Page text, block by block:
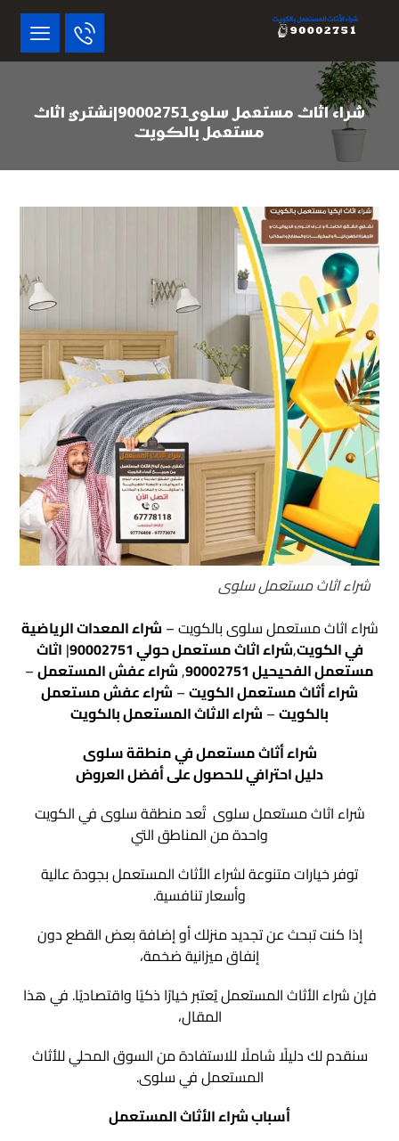
شراء اثاث مستعمل سلوى90002751|نشتري اثاث
مستعمل بالكويت
شراء اثاث مستعمل سلوى
شراء اثاث مستعمل سلوى بالكويت – شراء المعدات الرياضية
في الكويت,شراء اثاث مستعمل حولي 90002751 | اثاث
مستعمل الفحيحيل 90002751
,شراء عفش المستعمل–
شراء أثاث مستعمل الكويت– شراء عفش مستعمل
بالكويت– شراء الاثاث المستعمل بالكويت
شراء أثاث مستعمل في منطقة سلوى
دليل احترافي للحصول على أفضل العروض
شراء اثاث مستعمل سلوى تُعد منطقة سلوى في الكويت
واحدة من المناطق التي
توفر خيارات متنوعة لشراء الأثاث المستعمل بجودة عالية
وأسعار تنافسية.
إذا كنت تبحث عن تجديد منزلك أو إضافة بعض القطع دون
إنفاق ميزانية ضخمة،
فإن شراء الأثاث المستعمل يُعتبر خيارًا ذكيًا واقتصاديًا. في هذا
المقال،
سنقدم لك دليلًا شاملًا للاستفادة من السوق المحلي للأثاث
المستعمل في سلوى.
أسباب شراء الأثاث المستعمل